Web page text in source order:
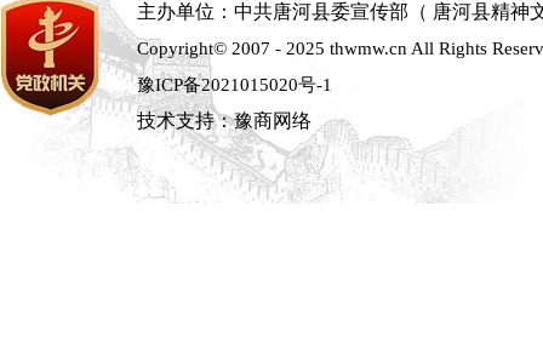
主办单位：中共唐河县委宣传部（ 唐河县精神
Copyright© 2007 - 2025 thwmw.cn All Rights
豫ICP备2021015020号-1
技术支持：豫商网络